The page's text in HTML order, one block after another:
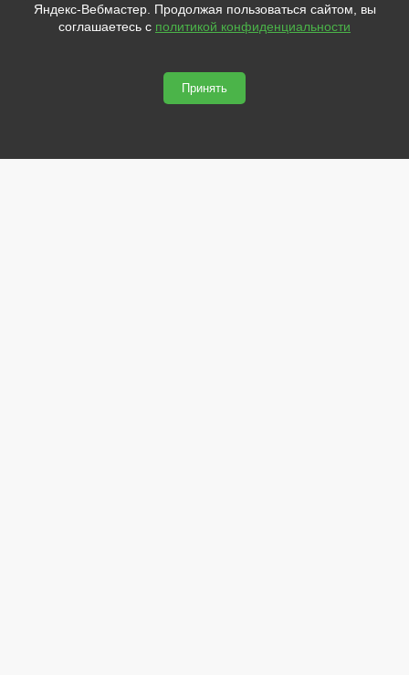
svetled53.ru © 2026
Адрес:
Яндекс-Вебмастер. Продолжая пользоваться сайтом, вы
соглашаетесь с политикой конфиденциальности
Принять